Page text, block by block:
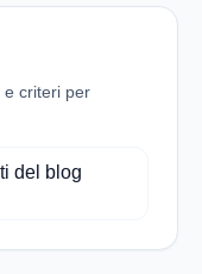
e criteri per
del blog